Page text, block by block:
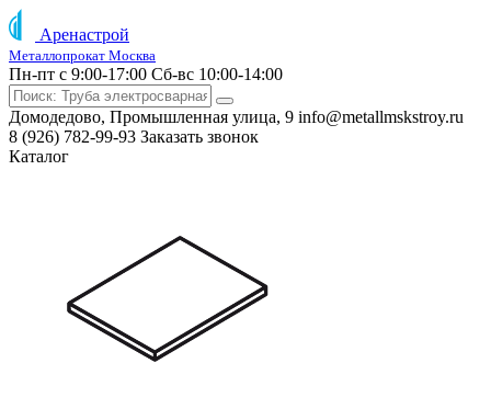
Аренастрой
Металлопрокат Москва
Пн-пт с 9:00-17:00 Сб-вс 10:00-14:00
Домодедово, Промышленная улица, 9 info@metallmskstroy.ru
8 (926) 782-99-93 Заказать звонок
Каталог